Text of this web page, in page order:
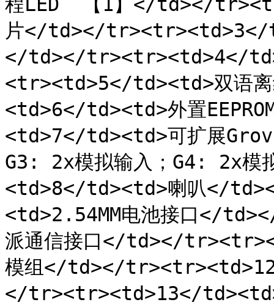
片</td></tr><tr><td>3</
</td></tr><tr><td>4</
<tr><td>5</td><td>双语
<td>6</td><td>外置
<td>7</td><td>可扩展
G3: 2x模拟输入；G4: 2x
<td>8</td><td>喇叭</
<td>2.54MM电池接口</
派通信接口</td></
模组</td></
</tr><tr><td>13</